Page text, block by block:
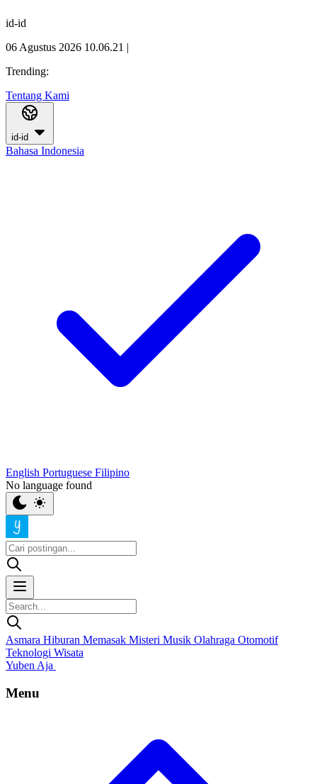
id-id
06 Agustus 2026 10.06.22 |
Trending:
Tentang Kami
id-id
Bahasa Indonesia
English Portuguese Filipino
No language found
Asmara Hiburan Memasak Misteri Musik Olahraga Otomotif
Teknologi Wisata
Yuben Aja
Menu